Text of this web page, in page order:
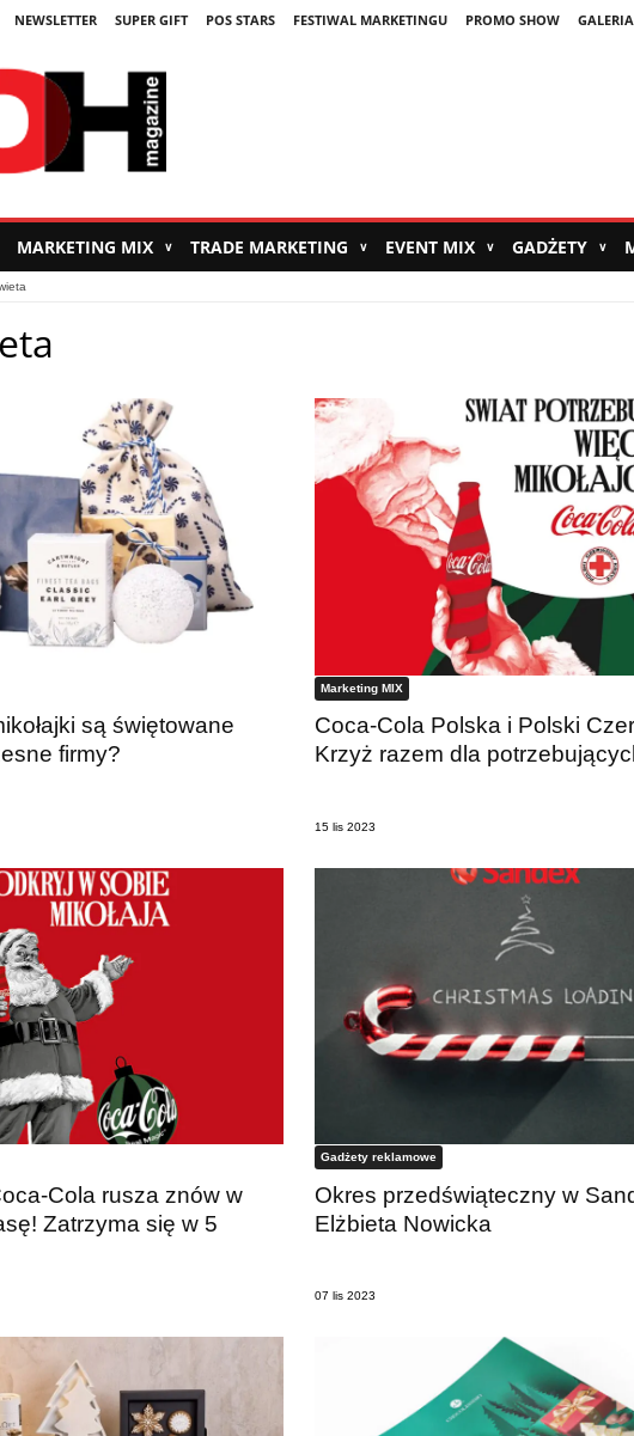
NEWSLETTER SUPER GIFT POS STARS FESTIWAL MARKETINGU PROMO SHOW GALERIA
MARKETING MIX ∨ TRADE MARKETING ∨ EVENT MIX ∨ GADŻETY ∨
są świętowane
firmy?
Marketing MIX
Coca-Cola Polska i Polski
Krzyż razem dla
15 lis 2023
Cola rusza znów w
Zatrzyma się w 5
Gadżety reklamowe
Okres przedświąteczny w
Elżbieta Nowicka
07 lis 2023